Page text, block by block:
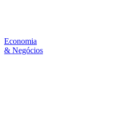
Economia
& Negócios